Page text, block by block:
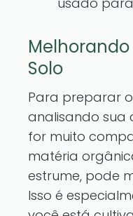
Solo
Para preparar
analisando sua
for muito
matéria
estrume, pode
Isso é